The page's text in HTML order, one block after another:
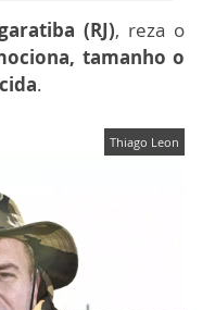
(RJ), reza o
tamanho o
.
Thiago Leon